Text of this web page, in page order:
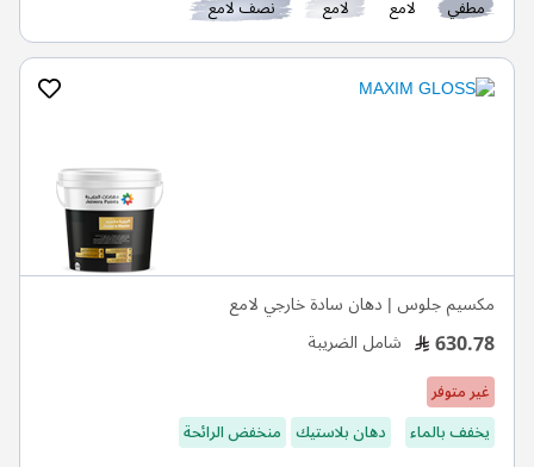
مطفي
لامع لامع نصف لامع
مكسيم جلوس | دهان سادة خارجي لامع
630.78 شامل الضريبة
غير متوفر
يخفف بالماء
دهان بلاستيك منخفض الرائحة